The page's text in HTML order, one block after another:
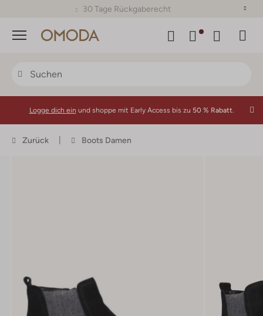
30 Tage Rückgaberecht
Menü
Logge dich ein und shoppe mit Early Access bis zu 50 % Rabatt.
Zurück Boots Damen